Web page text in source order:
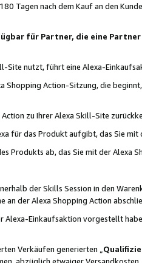
Tagen nach dem Kauf an den
für Partner, die eine
Site nutzt, führt eine Alexa-
Shopping Action-Sitzung, die
zu Ihrer Alexa Skill-Site
für das Produkt aufgibt, das Sie mit
Produkts ab, das Sie mit der Alexa
der Skills Session in den
an der Alexa Shopping Action
Einkaufsaktion vorgestellt
Verkäufen generierten „
abzüglich etwaiger